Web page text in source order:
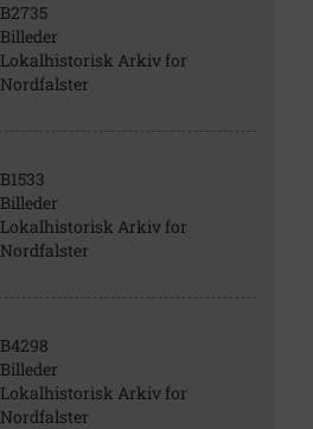
B2735
Billeder
Lokalhistorisk Arkiv for
Nordfalster
B1533
Billeder
Lokalhistorisk Arkiv for
Nordfalster
B4298
Billeder
Lokalhistorisk Arkiv for
Nordfalster